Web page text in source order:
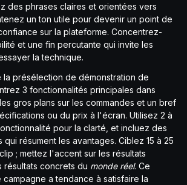
des phrases claires et orientées vers
un ton utile pour devenir un point de
sur la plateforme. Concentrez-
et une fin percutante qui invite les
la technique.
présélection de démonstration de
3 fonctionnalités principales dans
gros plans sur les commandes et un bref
ou du prix à l'écran. Utilisez 2 à
pour la clarté, et incluez des
résument les avantages. Ciblez 15 à 25
; mettez l'accent sur les résultats
résultats concrets du monde réel. Ce
a tendance à satisfaire la